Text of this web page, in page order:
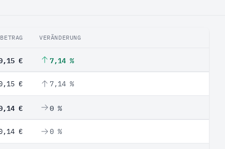
BETRAG VERÄNDERUNG
€ 7,14 %
€ 7,14 %
€ 0 %
€ 0 %